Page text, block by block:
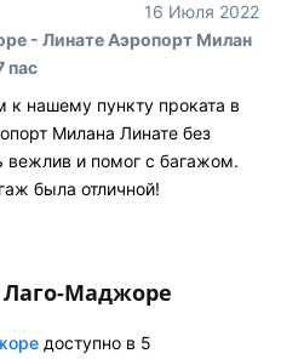
16 Июля 2022
- Линате Аэропорт Милан
пас
к нашему пункту проката в
Милана Линате без
вежлив и помог с багажом.
была отличной!
Лаго-Маджоре
доступно в 5